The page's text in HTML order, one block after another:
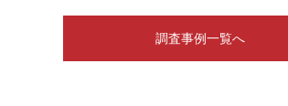
調査事例一覧へ